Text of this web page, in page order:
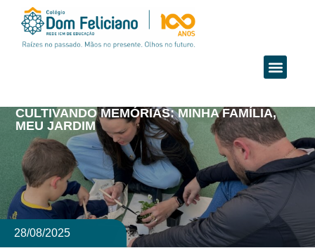
CULTIVANDO MEMÓRIAS: MINHA FAMÍLIA,
MEU JARDIM
28/08/2025